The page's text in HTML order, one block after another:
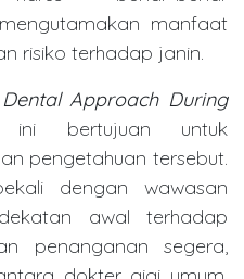
manfaat
risiko terhadap janin.
Approach During
ini bertujuan untuk
pengetahuan tersebut.
dengan wawasan
awal terhadap
penanganan segera,